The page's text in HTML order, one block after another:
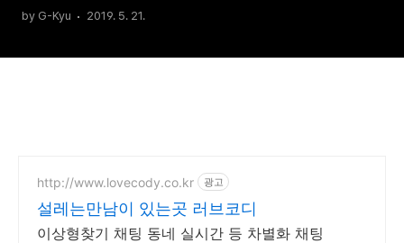
by G-Kyu 2019. 5. 21.
http://www.lovecody.co.kr 광고
설레는만남이 있는곳 러브코디
이상형찾기 채팅 동네 실시간 등 차별화 채팅